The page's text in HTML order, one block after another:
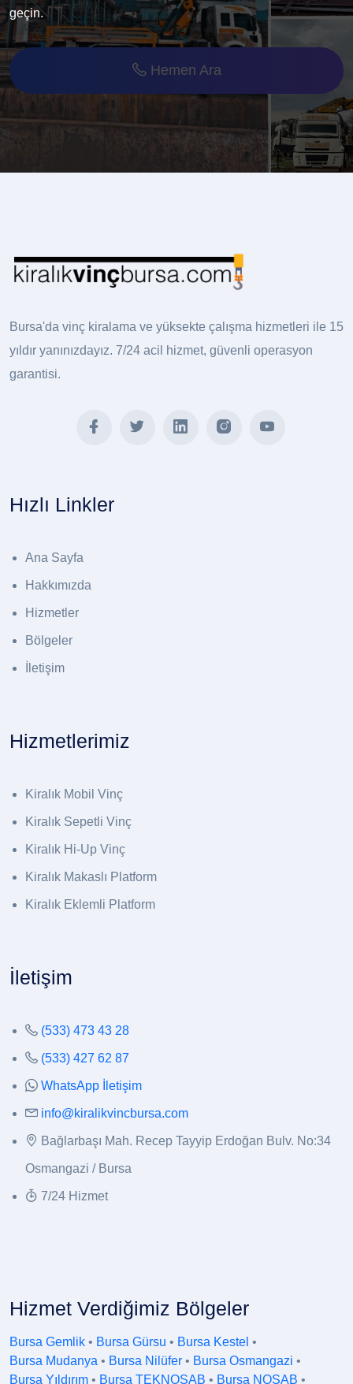
geçin.
Hemen Ara
Bursa'da vinç kiralama ve yüksekte çalışma hizmetleri ile 15
yıldır yanınızdayız. 7/24 acil hizmet, güvenli operasyon
garantisi.
Hızlı Linkler
Ana Sayfa
Hakkımızda
Hizmetler
Bölgeler
İletişim
Hizmetlerimiz
Kiralık Mobil Vinç
Kiralık Sepetli Vinç
Kiralık Hi-Up Vinç
Kiralık Makaslı Platform
Kiralık Eklemli Platform
İletişim
(533) 473 43 28
(533) 427 62 87
WhatsApp İletişim
info@kiralikvincbursa.com
Bağlarbaşı Mah. Recep Tayyip Erdoğan Bulv. No:34
Osmangazi / Bursa
7/24 Hizmet
Hizmet Verdiğimiz Bölgeler
Bursa Gemlik • Bursa Gürsu • Bursa Kestel •
Bursa Mudanya • Bursa Nilüfer • Bursa Osmangazi •
Bursa Yıldırım • Bursa TEKNOSAB • Bursa NOSAB •